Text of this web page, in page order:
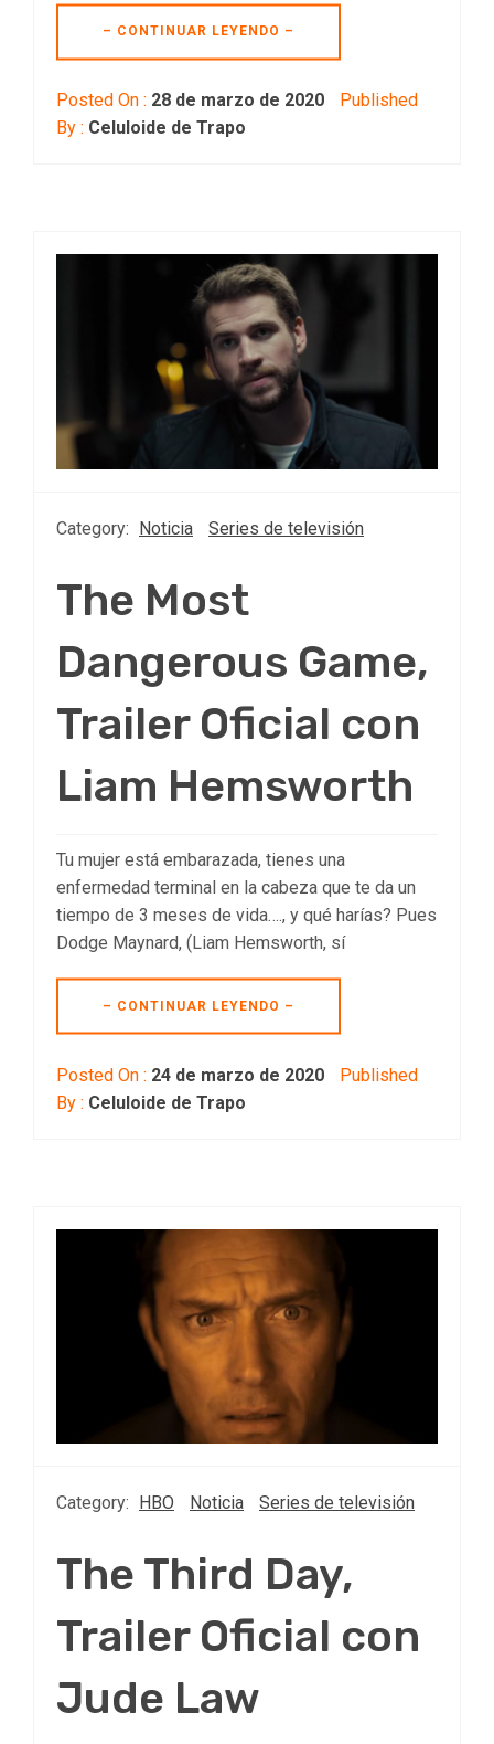
– CONTINUAR LEYENDO –
Posted On : 28 de marzo de 2020
Published
By : Celuloide de Trapo
Category: Noticia Series de televisión
The Most
Dangerous Game,
Trailer Oficial con
Liam Hemsworth
Tu mujer está embarazada, tienes una
enfermedad terminal en la cabeza que te da un
tiempo de 3 meses de vida…., y qué harías? Pues
Dodge Maynard, (Liam Hemsworth, sí
– CONTINUAR LEYENDO –
Posted On : 24 de marzo de 2020
Published
By : Celuloide de Trapo
Category: HBO Noticia Series de televisión
The Third Day,
Trailer Oficial con
Jude Law